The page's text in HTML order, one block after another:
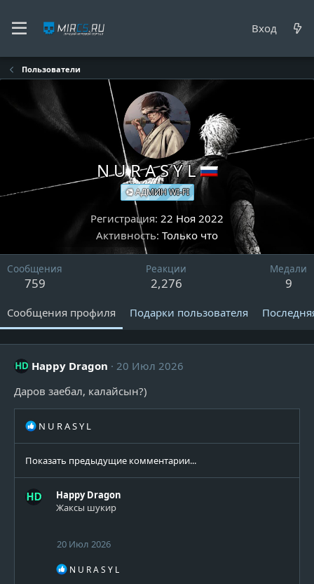
Вход
Пользователи
N U R A S Y L
АДМИН WI-FI
Регистрация 22 Ноя 2022
Активность Только что
Сообщения
759
Реакции
2,276
Медали
9
Сообщения профиля Подарки пользователя
Happy Dragon
20 Июл 2026
Даров заебал, калайсын?)
Р
к
ц
и
и
N U R A S Y L
Показать предыдущие комментарии...
Happy Dragon
Жаксы шукир
20 Июл 2026
Р
N U R A S Y L